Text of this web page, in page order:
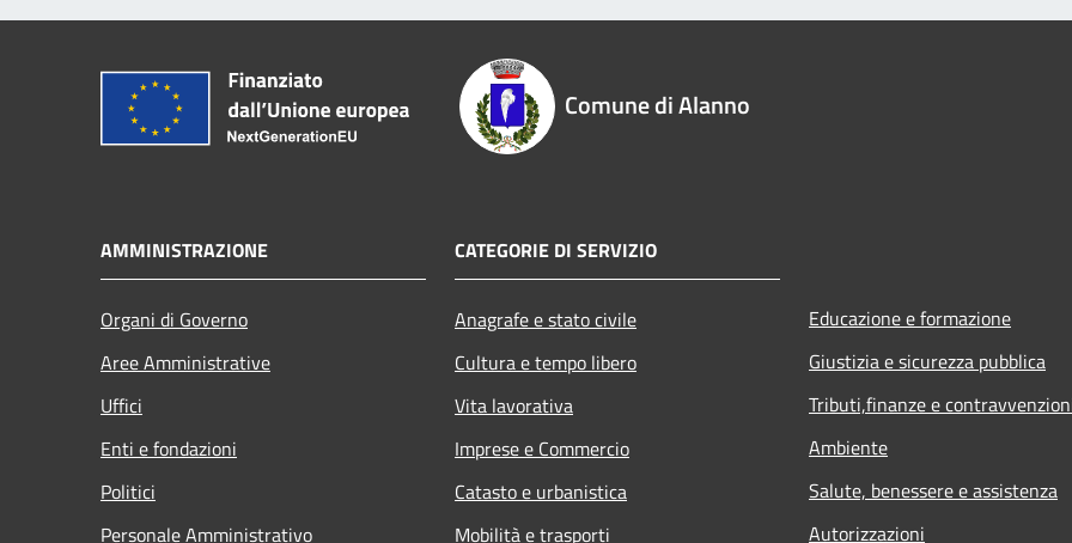
Comune di Alanno
AMMINISTRAZIONE
Organi di Governo
Aree Amministrative
Uffici
Enti e fondazioni
Politici
Personale Amministrativo
CATEGORIE DI SERVIZIO
Anagrafe e stato civile
Cultura e tempo libero
Vita lavorativa
Imprese e Commercio
Catasto e urbanistica
Mobilità e trasporti
Educazione e formazione
Giustizia e sicurezza pubblica
Tributi,finanze e
Ambiente
Salute, benessere e assistenza
Autorizzazioni